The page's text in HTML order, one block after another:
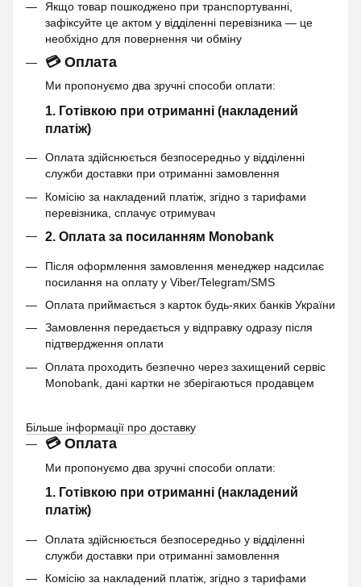
Якщо товар пошкоджено при транспортуванні,
зафіксуйте це актом у відділенні перевізника — це
необхідно для повернення чи обміну
💳 Оплата
Ми пропонуємо два зручні способи оплати:
1. Готівкою при отриманні (накладений
платіж)
Оплата здійснюється безпосередньо у відділенні
служби доставки при отриманні замовлення
Комісію за накладений платіж, згідно з тарифами
перевізника, сплачує отримувач
2. Оплата за посиланням Monobank
Після оформлення замовлення менеджер надсилає
посилання на оплату у Viber/Telegram/SMS
Оплата приймається з карток будь-яких банків України
Замовлення передається у відправку одразу після
підтвердження оплати
Оплата проходить безпечно через захищений сервіс
Monobank, дані картки не зберігаються продавцем
Більше інформації про доставку
💳 Оплата
Ми пропонуємо два зручні способи оплати:
1. Готівкою при отриманні (накладений
платіж)
Оплата здійснюється безпосередньо у відділенні
служби доставки при отриманні замовлення
Комісію за накладений платіж, згідно з тарифами